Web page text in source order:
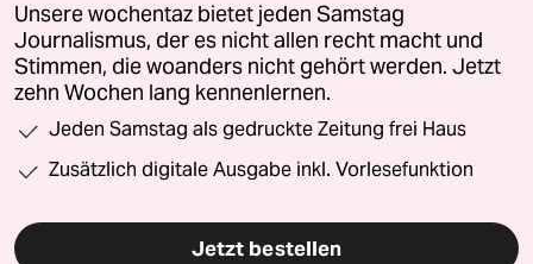
Unsere wochentaz bietet jeden Samstag
Journalismus, der es nicht allen recht macht und
Stimmen, die woanders nicht gehört werden. Jetzt
zehn Wochen lang kennenlernen.
Jeden Samstag als gedruckte Zeitung frei Haus
Zusätzlich digitale Ausgabe inkl. Vorlesefunktion
Jetzt bestellen